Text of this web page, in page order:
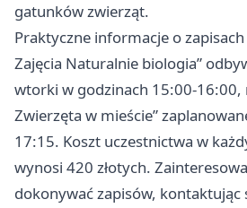
gatunków zwierząt.
Praktyczne informacje o
Zajęcia Naturalnie biologia”
wtorki w godzinach 15:00-
Zwierzęta w mieście”
17:15. Koszt uczestnictwa w
wynosi 420 złotych.
dokonywać zapisów, kontaktując